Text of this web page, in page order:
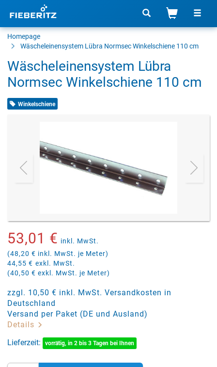
Homepage
Wäscheleinensystem Lübra Normsec Winkelschiene 110 cm
Wäscheleinensystem Lübra
Normsec Winkelschiene 110 cm
Winkelschiene
53,01 € inkl. MwSt.
(48,20 € inkl. MwSt. je Meter)
44,55 € exkl. MwSt.
(40,50 € exkl. MwSt. je Meter)
zzgl. 10,50 € inkl. MwSt. Versandkosten in
Deutschland
Versand per Paket (DE und Ausland)
Details
Lieferzeit:
vorrätig, in 2 bis 3 Tagen bei Ihnen